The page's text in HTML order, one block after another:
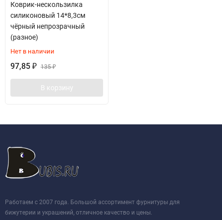
Коврик-нескользилка
силиконовый 14*8,3см
чёрный непрозрачный
(разное)
Нет в наличии
97,85 ₽ 135₽
В корзину
Работаем с 2007 года. Большой ассортимент фурнитуры для
бижутерии и украшений, отличное качество и цены.